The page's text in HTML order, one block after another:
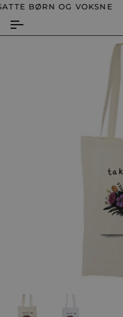
Spring
indhold
BØRN OG VOKSNE